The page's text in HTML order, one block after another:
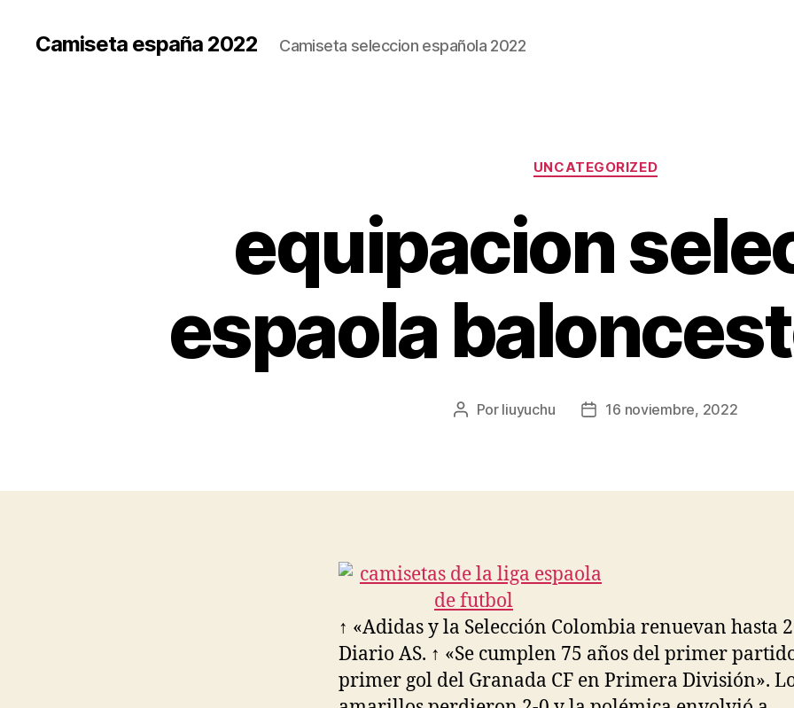
Camiseta españa 2022 Camiseta seleccion española 2022
Categorías
UNCATEGORIZED
equipacion
espaola
Autor
Por liuyuchu
Fecha16 noviembre, 2022
↑ «Adidas y la Selección Colombia renuevan hasta
Diario AS. ↑ «Se cumplen 75 años del primer
primer gol del Granada CF en Primera División».